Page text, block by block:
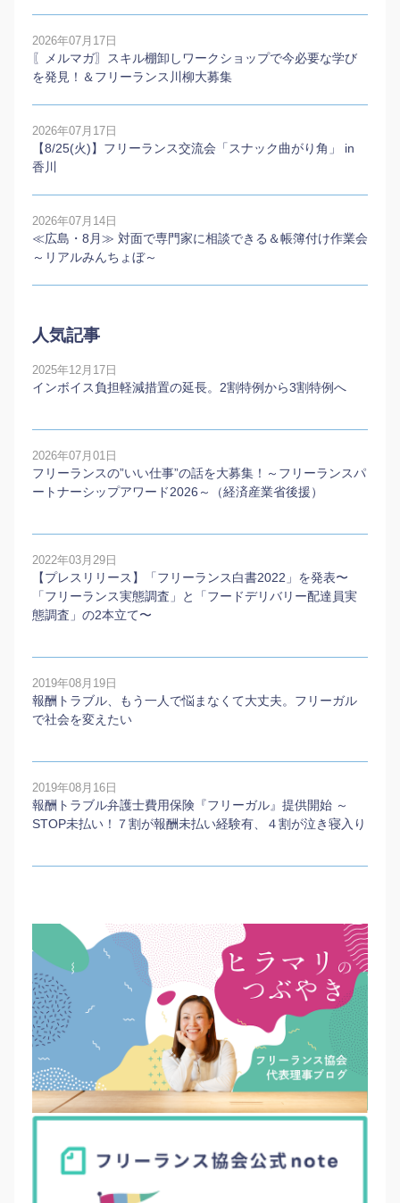
2026年07月17日
〖メルマガ〗スキル棚卸しワークショップで今必要な学び
を発見！＆フリーランス川柳大募集
2026年07月17日
【8/25(火)】フリーランス交流会「スナック曲がり角」 in
香川
2026年07月14日
≪広島・8月≫ 対面で専門家に相談できる＆帳簿付け作業会
～リアルみんちょぼ～
人気記事
2025年12月17日
インボイス負担軽減措置の延長。2割特例から3割特例へ
2026年07月01日
フリーランスの”いい仕事”の話を大募集！～フリーランスパ
ートナーシップアワード2026～（経済産業省後援）
2022年03月29日
【プレスリリース】「フリーランス白書2022」を発表〜
「フリーランス実態調査」と「フードデリバリー配達員実
態調査」の2本⽴て〜
2019年08月19日
報酬トラブル、もう一人で悩まなくて大丈夫。フリーガル
で社会を変えたい
2019年08月16日
報酬トラブル弁護士費用保険『フリーガル』提供開始 ～
STOP未払い！７割が報酬未払い経験有、４割が泣き寝入り